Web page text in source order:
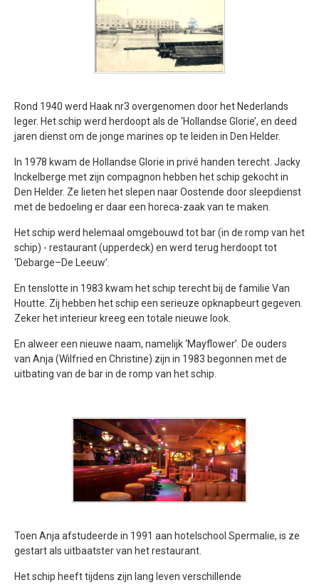
Rond 1940 werd Haak nr3 overgenomen door het Nederlands
leger. Het schip werd herdoopt als de ‘Hollandse Glorie’, en deed
jaren dienst om de jonge marines op te leiden in Den Helder.
In 1978 kwam de Hollandse Glorie in privé handen terecht. Jacky
Inckelberge met zijn compagnon hebben het schip gekocht in
Den Helder. Ze lieten het slepen naar Oostende door sleepdienst
met de bedoeling er daar een horeca-zaak van te maken.
Het schip werd helemaal omgebouwd tot bar (in de romp van het
schip) - restaurant (upperdeck) en werd terug herdoopt tot
‘Debarge–De Leeuw’.
En tenslotte in 1983 kwam het schip terecht bij de familie Van
Houtte. Zij hebben het schip een serieuze opknapbeurt gegeven.
Zeker het interieur kreeg een totale nieuwe look.
En alweer een nieuwe naam, namelijk ‘Mayflower’. De ouders
van Anja (Wilfried en Christine) zijn in 1983 begonnen met de
uitbating van de bar in de romp van het schip.
Toen Anja afstudeerde in 1991 aan hotelschool Spermalie, is ze
gestart als uitbaatster van het restaurant.
Het schip heeft tijdens zijn lang leven verschillende